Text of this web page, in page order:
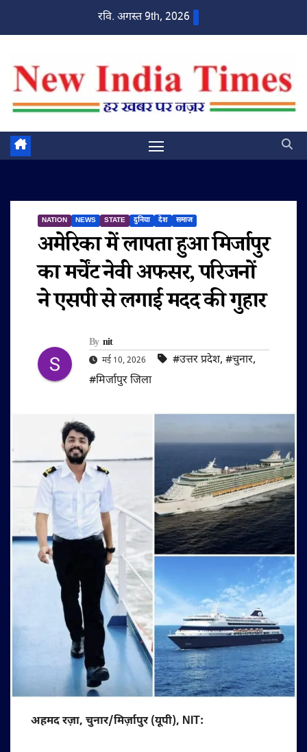
रवि. अगस्त 9th, 2026
NATION NEWS STATE दुनिया देश समाज
अमेरिका में लापता हुआ मिर्जापुर
का मर्चेंट नेवी अफसर, परिजनों
ने एसपी से लगाई मदद की गुहार
By nit
मई 10, 2026 #उत्तर प्रदेश, #चुनार,
#मिर्जापुर जिला
अहमद रज़ा, चुनार/मिर्ज़ापुर (यूपी), NIT: